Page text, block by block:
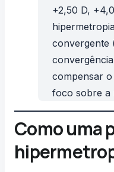
+2,50 D,
convergente
compensar
foco sobre a
Como uma